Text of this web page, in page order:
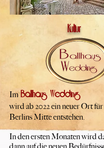
Kultur
Im Ballhaus Wedding
wird ab 2022 ein neuer Ort
Berlins Mitte entstehen.
In den ersten Monaten wird